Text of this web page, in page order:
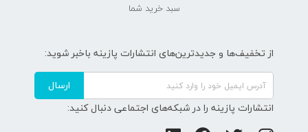
سبد خرید شما
از تخفیف‌ها و جدیدترین‌های انتشارات پازینه باخبر شوید:
ارسال
انتشارات پازینه را در شبکه‌های اجتماعی دنبال کنید: